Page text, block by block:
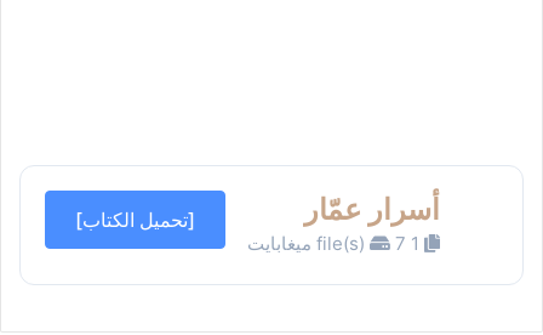
أسرار عمّار
7 ميغابايت
[تحميل الكتاب]